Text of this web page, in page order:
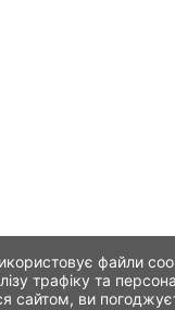
файли
трафіку та
сайтом, ви